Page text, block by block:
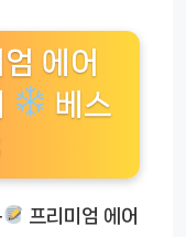
에어
베스
프리미엄 에어